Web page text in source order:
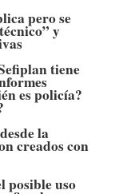
pero se
y
tiene
es policía?
la
creados con
posible uso